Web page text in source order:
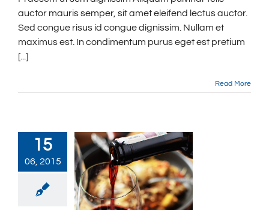
auctor mauris semper, sit amet eleifend lectus auctor.
Sed congue risus id congue dignissim. Nullam et
maximus est. In condimentum purus eget est pretium
[...]
Read More
15
06, 2015